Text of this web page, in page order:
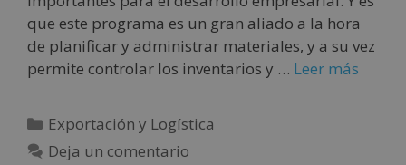
que este programa es un gran aliado a la hora
de planificar y administrar materiales, y a su vez
permite controlar los inventarios y … Leer más
Exportación y Logística
Deja un comentario